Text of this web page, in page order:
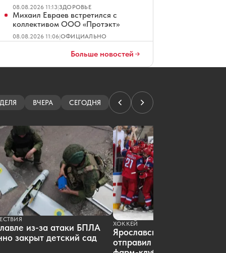
08.08.2026 11:13|ЗДОРОВЬЕ
Михаил Евраев встретился с
коллективом ООО «Протэкт»
08.08.2026 11:06|ОФИЦИАЛЬНО
Почти 300 спортсменов и
тренеров-ярославцев получат
Переславле из-за неуправляемого
заноса
выплатах пострадавшим от БПЛА
08.08.2026 08:02 ДЕНЬГИ
В Ярославской области
развивается грибной туризм
08.08.2026 07:02|ПРИРОДА
В ярославской «Арене 2000»
поднимут еще один чемпионский
стяг
07.08.2026 18:01|ХОККЕЙ
Опубликовано видео, как в
Ярославле легковушка сбила
мотоциклистку
Больше новостей
ВЧЕРА СЕГОДНЯ
из-за атаки БПЛА
закрыт детский сад
ХОККЕЙ
Ярославский «Локомотив»
отправил пятерых